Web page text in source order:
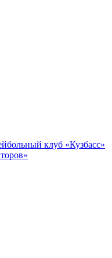
клуб «Кузбасс»